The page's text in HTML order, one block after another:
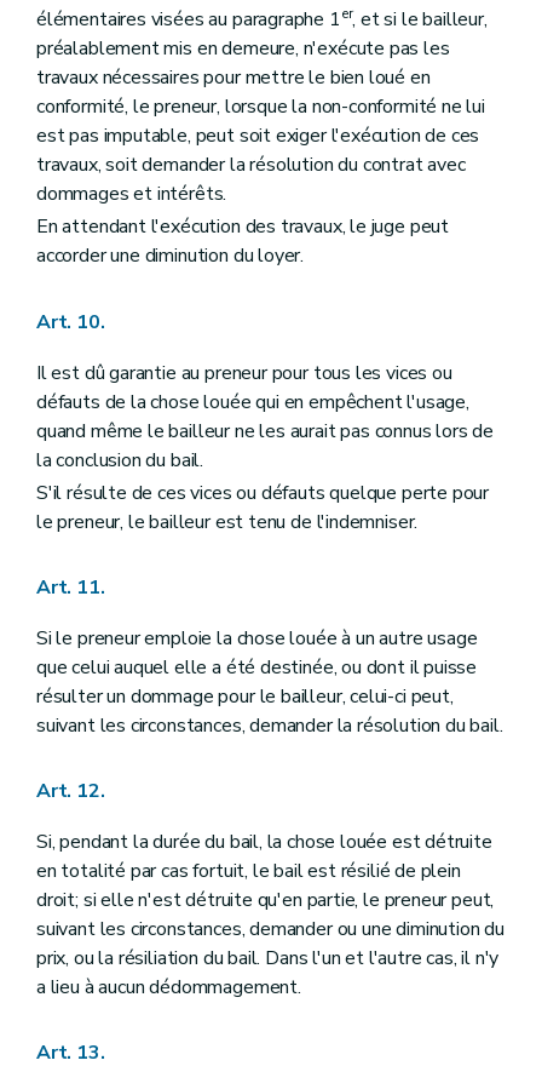
élémentaires visées au paragraphe 1er, et si le bailleur,
préalablement mis en demeure, n'exécute pas les
travaux nécessaires pour mettre le bien loué en
conformité, le preneur, lorsque la non-conformité ne lui
est pas imputable, peut soit exiger l'exécution de ces
travaux, soit demander la résolution du contrat avec
dommages et intérêts.
En attendant l'exécution des travaux, le juge peut
accorder une diminution du loyer.
Art. 10.
Il est dû garantie au preneur pour tous les vices ou
défauts de la chose louée qui en empêchent l'usage,
quand même le bailleur ne les aurait pas connus lors de
la conclusion du bail.
S'il résulte de ces vices ou défauts quelque perte pour
le preneur, le bailleur est tenu de l'indemniser.
Art. 11.
Si le preneur emploie la chose louée à un autre usage
que celui auquel elle a été destinée, ou dont il puisse
résulter un dommage pour le bailleur, celui-ci peut,
suivant les circonstances, demander la résolution du bail.
Art. 12.
Si, pendant la durée du bail, la chose louée est détruite
en totalité par cas fortuit, le bail est résilié de plein
droit; si elle n'est détruite qu'en partie, le preneur peut,
suivant les circonstances, demander ou une diminution du
prix, ou la résiliation du bail. Dans l'un et l'autre cas, il n'y
a lieu à aucun dédommagement.
Art. 13.